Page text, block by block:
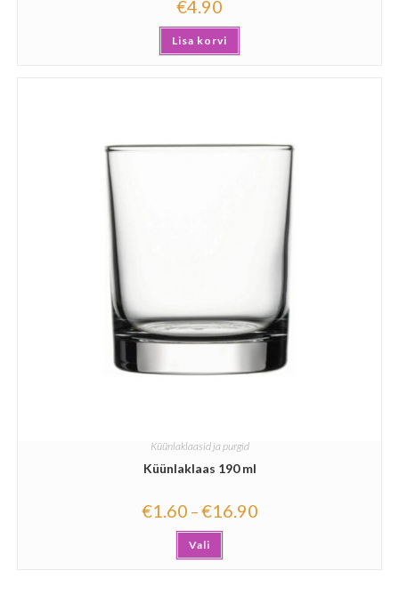
€4.90
Lisa korvi
Küünlaklaasid ja purgid
Küünlaklaas 190 ml
€1.60 –€16.90
Vali